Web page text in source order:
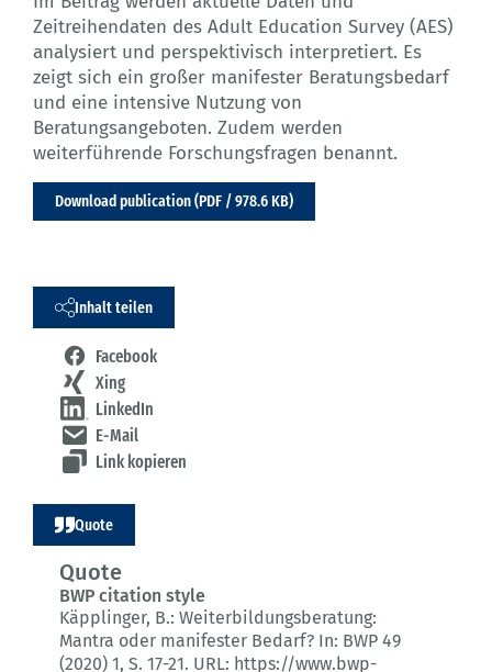
Zeitreihendaten des Adult Education Survey (AES)
analysiert und perspektivisch interpretiert. Es
zeigt sich ein großer manifester Beratungsbedarf
und eine intensive Nutzung von
Beratungsangeboten. Zudem werden
weiterführende Forschungsfragen benannt.
Download publication (PDF / 978.6 KB)
Inhalt teilen
Facebook
Xing
LinkedIn
E-Mail
Link kopieren
Quote
Quote
BWP citation style
Käpplinger, B.: Weiterbildungsberatung:
Mantra oder manifester Bedarf? In: BWP 49
(2020) 1, S. 17-21. URL: https://www.bwp-